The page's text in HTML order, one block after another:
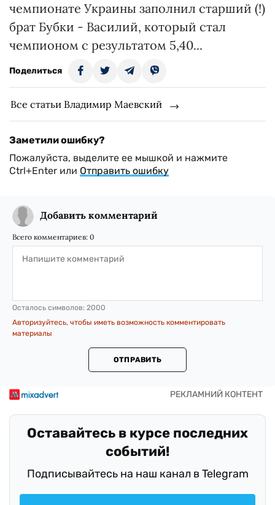
чемпионате Украины заполнил старший (!)
брат Бубки - Василий, который стал
чемпионом с результатом 5,40...
Поделиться
Все статьи Владимир Маевский
Заметили ошибку?
Пожалуйста, выделите ее мышкой и нажмите
Ctrl+Enter или Отправить ошибку
Добавить комментарий
Всего комментариев: 0
Осталось символов: 2000
Авторизуйтесь, чтобы иметь возможность комментировать
материалы
ОТПРАВИТЬ
Оставайтесь в курсе последних
событий!
Подписывайтесь на наш канал в Telegram